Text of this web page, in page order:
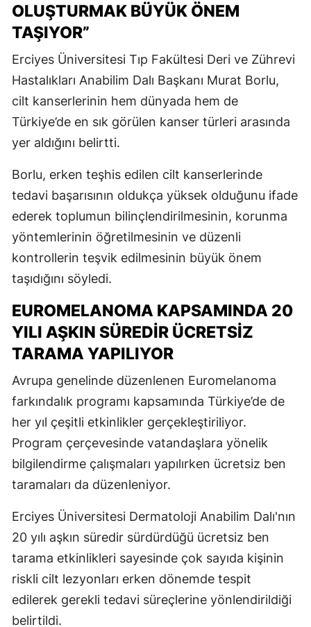
OLUŞTURMAK BÜYÜK ÖNEM
TAŞIYOR”
Erciyes Üniversitesi Tıp Fakültesi Deri ve Zührevi
Hastalıkları Anabilim Dalı Başkanı Murat Borlu,
cilt kanserlerinin hem dünyada hem de
Türkiye’de en sık görülen kanser türleri arasında
yer aldığını belirtti.
Borlu, erken teşhis edilen cilt kanserlerinde
tedavi başarısının oldukça yüksek olduğunu ifade
ederek toplumun bilinçlendirilmesinin, korunma
yöntemlerinin öğretilmesinin ve düzenli
kontrollerin teşvik edilmesinin büyük önem
taşıdığını söyledi.
EUROMELANOMA KAPSAMINDA 20
YILI AŞKIN SÜREDIR ÜCRETSIZ
TARAMA YAPILIYOR
Avrupa genelinde düzenlenen Euromelanoma
farkındalık programı kapsamında Türkiye’de de
her yıl çeşitli etkinlikler gerçekleştiriliyor.
Program çerçevesinde vatandaşlara yönelik
bilgilendirme çalışmaları yapılırken ücretsiz ben
taramaları da düzenleniyor.
Erciyes Üniversitesi Dermatoloji Anabilim Dalı'nın
20 yılı aşkın süredir sürdürdüğü ücretsiz ben
tarama etkinlikleri sayesinde çok sayıda kişinin
riskli cilt lezyonları erken dönemde tespit
edilerek gerekli tedavi süreçlerine yönlendirildiği
belirtildi.